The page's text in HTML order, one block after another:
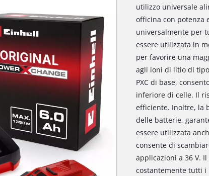
utilizzo universale
officina con potenza
universalmente per
essere utilizzata in
per favorire una
agli ioni di litio di
PXC di base,
inferiore di celle. Il
efficiente. Inoltre, la
delle batterie,
essere utilizzata
consente di
applicazioni a 36 V.
costantemente tutti i